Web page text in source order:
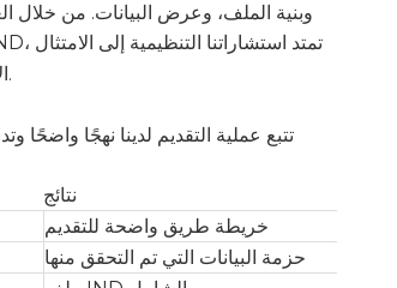
من خلال التطوير السريري.
تتبع عملية التقديم لدينا نهجًا واضحًا
نتائج
خريطة طريق واضحة للتقديم
حزمة البيانات التي تم التحقق منها